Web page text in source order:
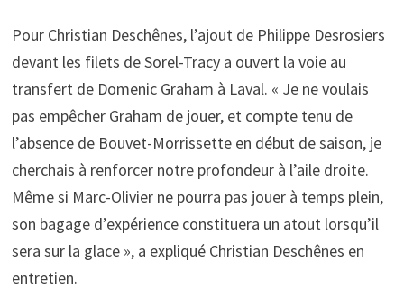
Pour Christian Deschênes, l’ajout de Philippe Desrosiers
devant les filets de Sorel-Tracy a ouvert la voie au
transfert de Domenic Graham à Laval. « Je ne voulais
pas empêcher Graham de jouer, et compte tenu de
l’absence de Bouvet-Morrissette en début de saison, je
cherchais à renforcer notre profondeur à l’aile droite.
Même si Marc-Olivier ne pourra pas jouer à temps plein,
son bagage d’expérience constituera un atout lorsqu’il
sera sur la glace », a expliqué Christian Deschênes en
entretien.